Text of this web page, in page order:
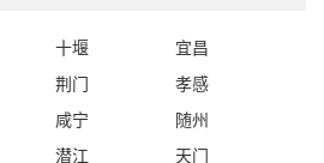
十堰
宜昌
荆门
孝感
咸宁
随州
潜江
天门